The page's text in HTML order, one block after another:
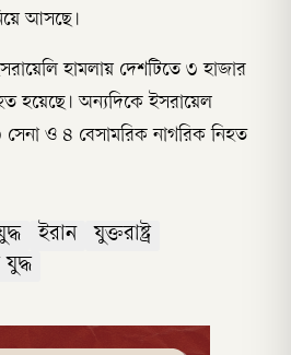
আসছে।
হামলায় দেশটিতে ৩ হাজার
হয়েছে। অন্যদিকে ইসরায়েল
সেনা ও ৪ বেসামরিক নাগরিক নিহত
ইরান
যুক্তরাষ্ট্র